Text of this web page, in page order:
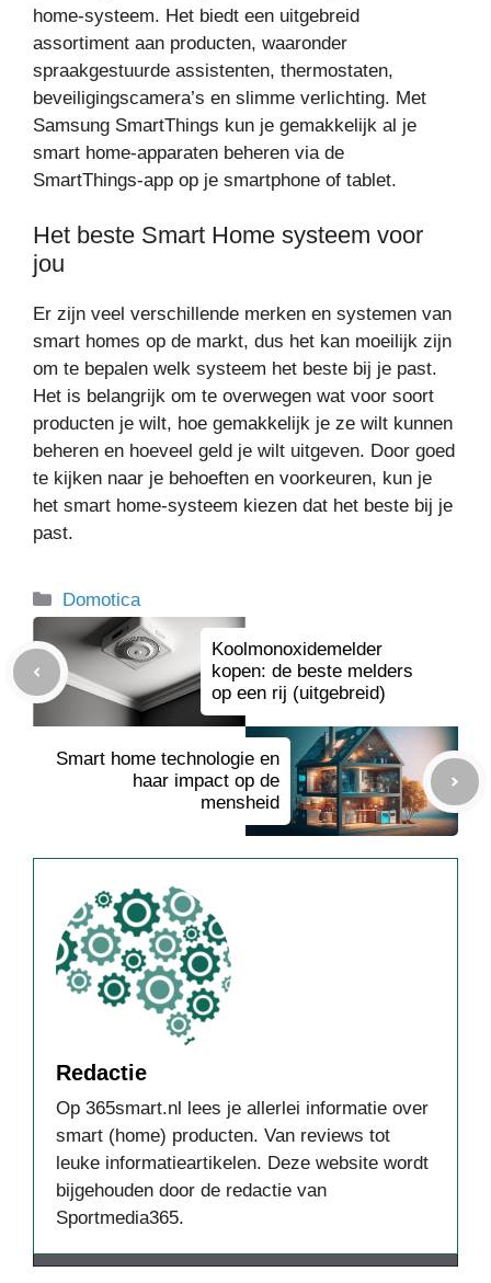
home-systeem. Het biedt een uitgebreid
assortiment aan producten, waaronder
spraakgestuurde assistenten, thermostaten,
beveiligingscamera’s en slimme verlichting. Met
Samsung SmartThings kun je gemakkelijk al je
smart home-apparaten beheren via de
SmartThings-app op je smartphone of tablet.
Het beste Smart Home systeem voor
jou
Er zijn veel verschillende merken en systemen van
smart homes op de markt, dus het kan moeilijk zijn
om te bepalen welk systeem het beste bij je past.
Het is belangrijk om te overwegen wat voor soort
producten je wilt, hoe gemakkelijk je ze wilt kunnen
beheren en hoeveel geld je wilt uitgeven. Door goed
te kijken naar je behoeften en voorkeuren, kun je
het smart home-systeem kiezen dat het beste bij je
past.
Categorieën
Domotica
Koolmonoxidemelder
kopen: de beste melders
op een rij (uitgebreid)
Smart home technologie en
haar impact op de
mensheid
Redactie
Op 365smart.nl lees je allerlei informatie over
smart (home) producten. Van reviews tot
leuke informatieartikelen. Deze website wordt
bijgehouden door de redactie van
Sportmedia365.